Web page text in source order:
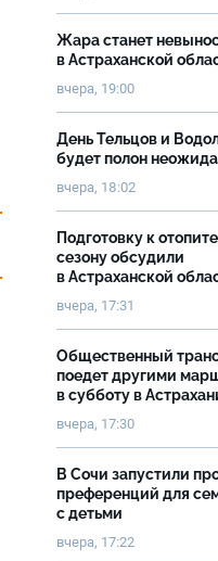
Жара станет
в Астраханской
вчера, 19:00
День Тельцов и
будет полон
вчера, 18:02
Подготовку к
сезону обсудили
в Астраханской
вчера, 17:31
Общественный
поедет другими
в субботу в
вчера, 17:30
В Сочи запустили
преференций для
с детьми
вчера, 17:22